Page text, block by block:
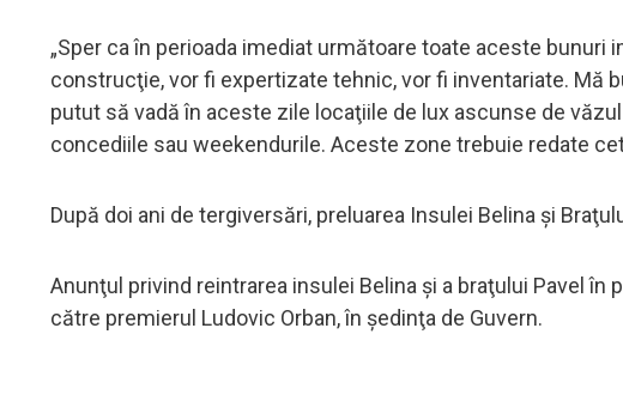
„Sper ca în perioada imediat următoare toate aceste
construcţie, vor fi expertizate tehnic, vor fi inventariate. Mă
putut să vadă în aceste zile locaţiile de lux ascunse de
concediile sau weekendurile. Aceste zone trebuie redate
După doi ani de tergiversări, preluarea Insulei Belina şi
Anunţul privind reintrarea insulei Belina şi a braţului Pavel
către premierul Ludovic Orban, în şedinţa de Guvern.